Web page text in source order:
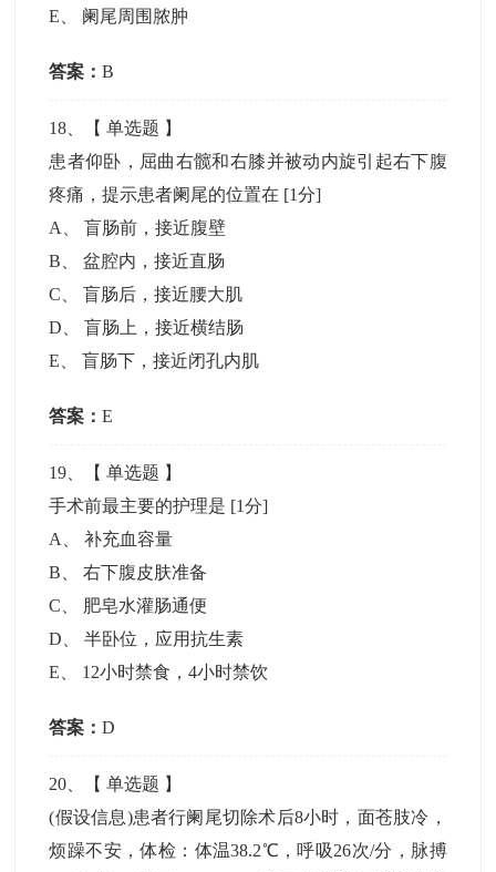
E
阑尾周围脓肿
答案：B
18 、【单选题 】
患者仰卧，屈曲右髋和右膝并被动内旋引起右下腹
疼痛，提示患者阑尾的位置在 [1分]
A
、盲肠前，接近腹壁
B 、盆腔内，接近直肠
C 、盲肠后，接近腰大肌
D 、盲肠上，接近横结肠
E 、盲肠下，接近闭孔内肌
答案：E
19 、【单选题 】
手术前最主要的护理是 [1分]
A
、补充血容量
B 、右下腹皮肤准备
C
肥皂水灌肠通便
D 、半卧位，应用抗生素
E
12小时禁食，4小时禁饮
答案：D
20 、【单选题 】
(假设信息)患者行阑尾切除术后8小时，面苍肢冷，
烦躁不安，体检：体温38.2℃，呼吸26次/分，脉搏